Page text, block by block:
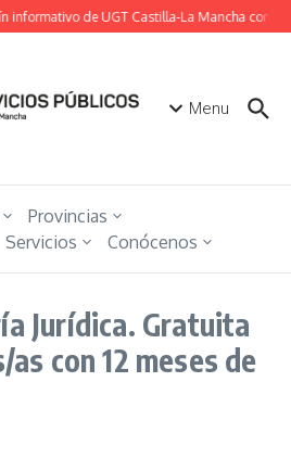
informativo de UGT Castilla-La Mancha con
Menu
Provincias
Servicios Conócenos
Jurídica. Gratuita
con 12 meses de